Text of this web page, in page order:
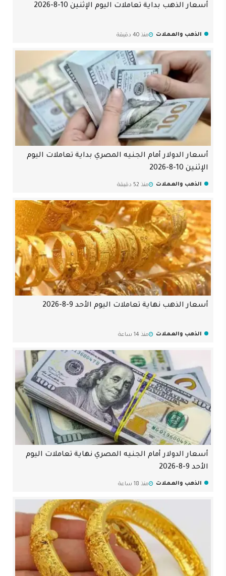
أسعار الذهب بداية تعاملات اليوم الإثنين 10-8-2026
الذهب والعملات منذ 40 دقيقة
أسعار الدولار أمام الجنيه المصري بداية تعاملات اليوم
الإثنين 10-8-2026
الذهب والعملات منذ 52 دقيقة
أسعار الذهب نهاية تعاملات اليوم الأحد 9-8-2026
الذهب والعملات منذ 14 ساعة
أسعار الدولار أمام الجنيه المصري نهاية تعاملات اليوم
الأحد 9-8-2026
الذهب والعملات منذ 18 ساعة